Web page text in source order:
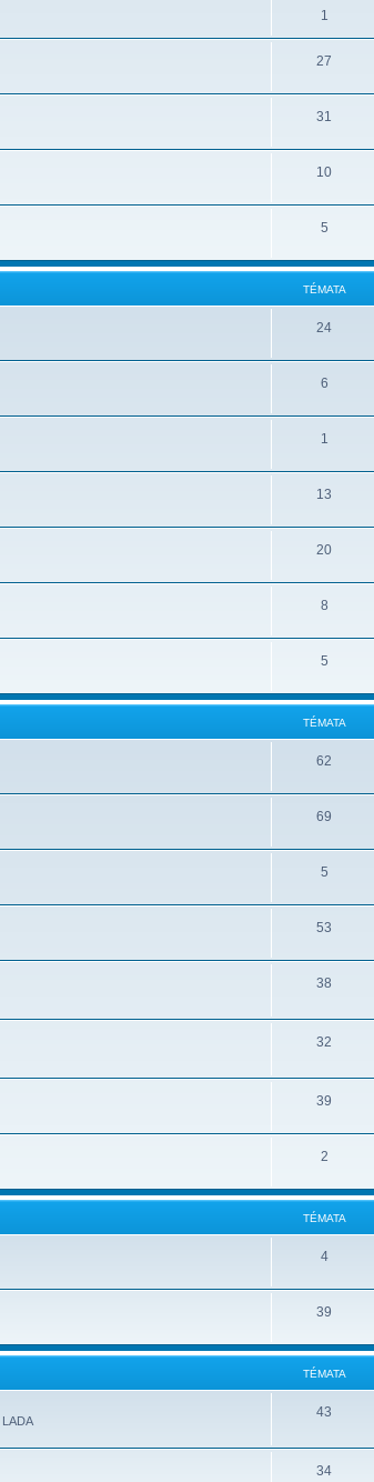
1
27
31
10
5
TÉMATA
24
6
1
13
20
8
5
TÉMATA
62
69
5
53
38
32
39
2
TÉMATA
4
39
TÉMATA
43
34